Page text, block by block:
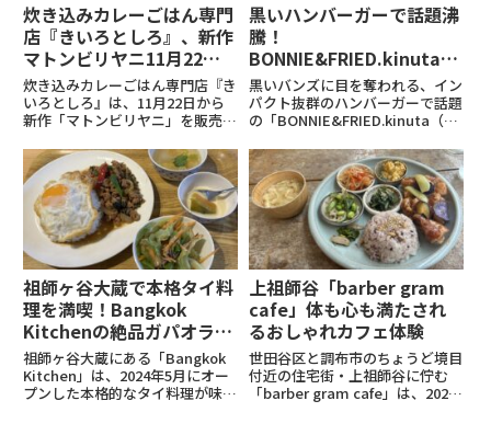
炊き込みカレーごはん専門
店『きいろとしろ』、新作
マトンビリヤニ11月22日
から販売開始！
炊き込みカレーごはん専門店『き
いろとしろ』は、11月22日から
新作「マトンビリヤニ」を販売開
イスが絶妙に調和した一皿で、バ
スマティライスの香りと共に豊か
な風味が広がります。価格は
1,500円（税込）。2024年...
黒いハンバーガーで話題沸
騰！
BONNIE&FRIED.kinutaが
世田谷砧にオープン！
黒いバンズに目を奪われる、イン
パクト抜群のハンバーガーで話題
の「BONNIE&FRIED.kinuta（ボ
が、ついに世田谷・砧に店舗をオ
ープン！これまではフードトラッ
クでファンを増やしてきた人気バ
ーガーショップ...
祖師ヶ谷大蔵で本格タイ料
理を満喫！Bangkok
Kitchenの絶品ガパオライ
ス
祖師ヶ谷大蔵にある「Bangkok
Kitchen」は、2024年5月にオー
プンした本格的なタイ料理が味わ
上祖師谷「barber gram
cafe」体も心も満たされ
るおしゃれカフェ体験
世田谷区と調布市のちょうど境目
付近の住宅街・上祖師谷に佇む
「barber gram cafe」は、2022